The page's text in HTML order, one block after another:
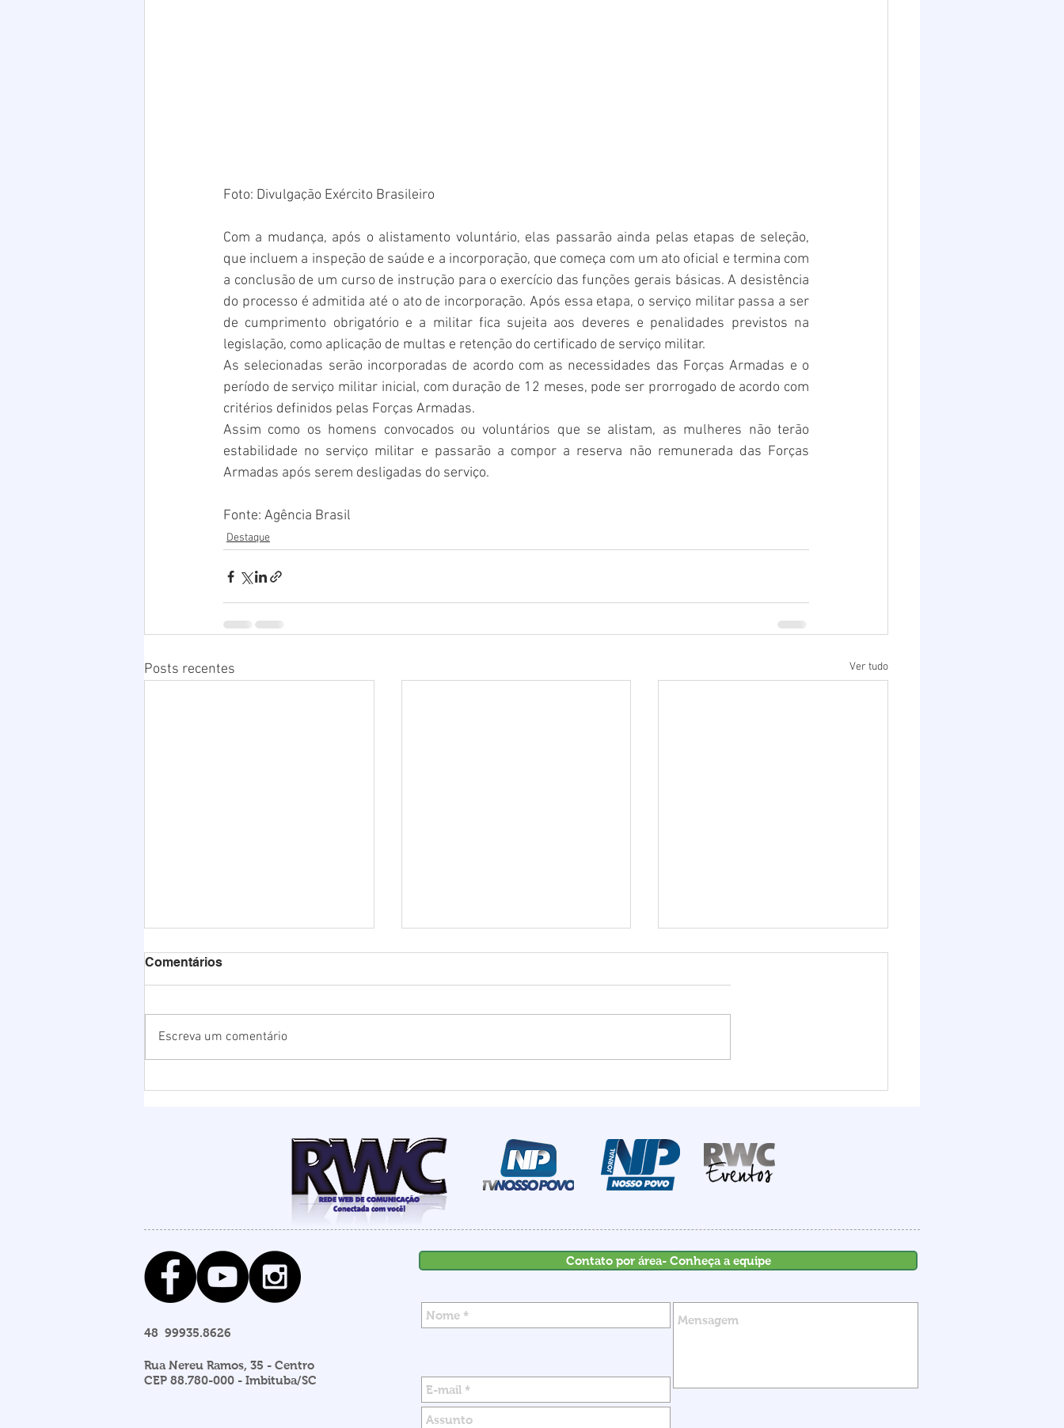
Foto: Divulgação Exército Brasileiro
Com a mudança, após o alistamento voluntário, elas passarão ainda pelas etapas de seleção,
que incluem a inspeção de saúde e a incorporação, que começa com um ato oficial e termina com
a conclusão de um curso de instrução para o exercício das funções gerais básicas. A desistência
do processo é admitida até o ato de incorporação. Após essa etapa, o serviço militar passa a ser
de cumprimento obrigatório e a militar fica sujeita aos deveres e penalidades previstos na
legislação, como aplicação de multas e retenção do certificado de serviço militar.
As selecionadas serão incorporadas de acordo com as necessidades das Forças Armadas e o
período de serviço militar inicial, com duração de 12 meses, pode ser prorrogado de acordo com
critérios definidos pelas Forças Armadas.
Assim como os homens convocados ou voluntários que se alistam, as mulheres não terão
estabilidade no serviço militar e passarão a compor a reserva não remunerada das Forças
Armadas após serem desligadas do serviço.
Fonte: Agência Brasil
Destaque
Posts recentes Ver tudo
maio em 18 anos
investimentos até 2030
Comentários
Escreva um comentário
Rua Nereu Ramos, 35 - Centro
CEP 88.780-000 - Imbituba/SC
48 99935.8626
Contato por área- Conheça a equipe